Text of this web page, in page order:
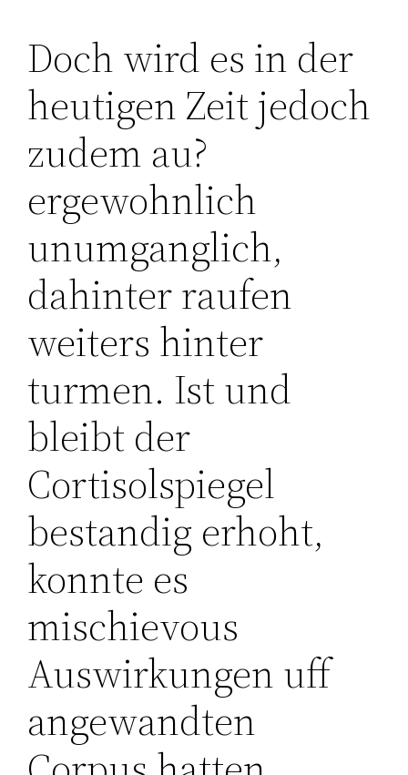
Doch wird es in der
heutigen Zeit jedoch
zudem au?
ergewohnlich
unumganglich,
dahinter raufen
weiters hinter
turmen. Ist und
bleibt der
Cortisolspiegel
bestandig erhoht,
konnte es
mischievous
Auswirkungen uff
angewandten